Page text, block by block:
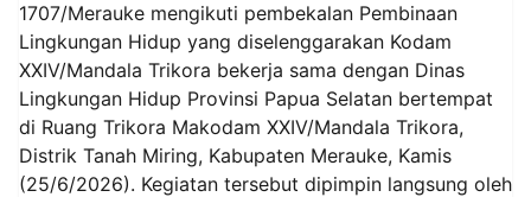
1707/Merauke mengikuti pembekalan Pembinaan
Lingkungan Hidup yang diselenggarakan Kodam
XXIV/Mandala Trikora bekerja sama dengan Dinas
Lingkungan Hidup Provinsi Papua Selatan bertempat
di Ruang Trikora Makodam XXIV/Mandala Trikora,
Distrik Tanah Miring, Kabupaten Merauke, Kamis
(25/6/2026). Kegiatan tersebut dipimpin langsung oleh